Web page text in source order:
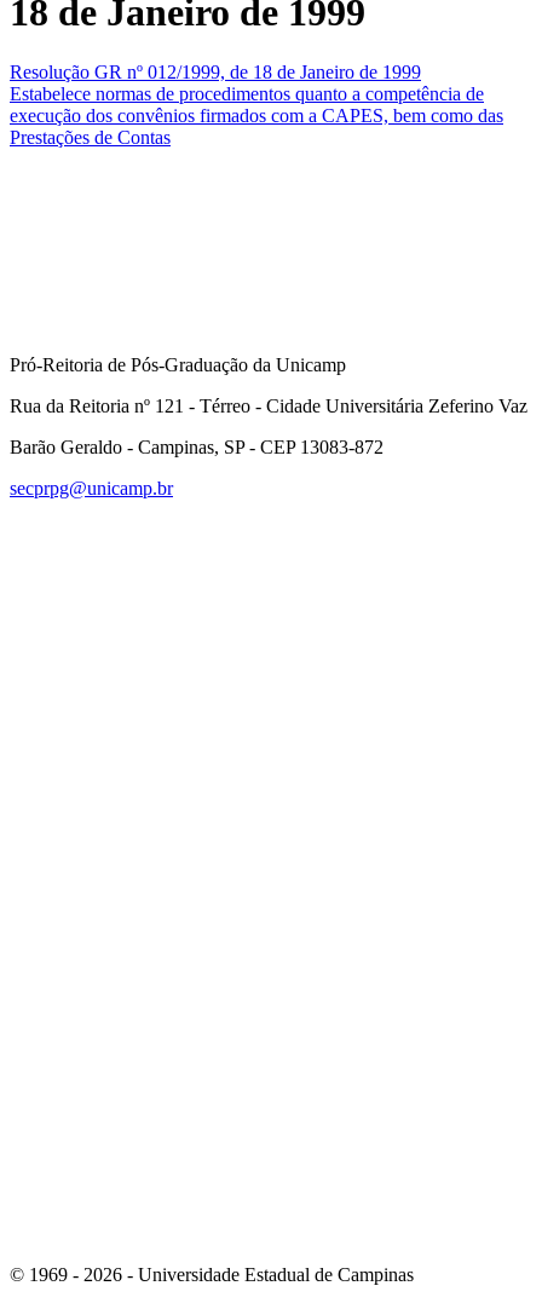
18 de Janeiro de 1999
Resolução GR nº 012/1999, de 18 de Janeiro de 1999
Estabelece normas de procedimentos quanto a competência de
execução dos convênios firmados com a CAPES, bem como das
Prestações de Contas
Pró-Reitoria de Pós-Graduação da Unicamp
Rua da Reitoria nº 121 - Térreo - Cidade Universitária Zeferino Vaz
Barão Geraldo - Campinas, SP - CEP 13083-872
secprpg@unicamp.br
© 1969 - 2026 - Universidade Estadual de Campinas